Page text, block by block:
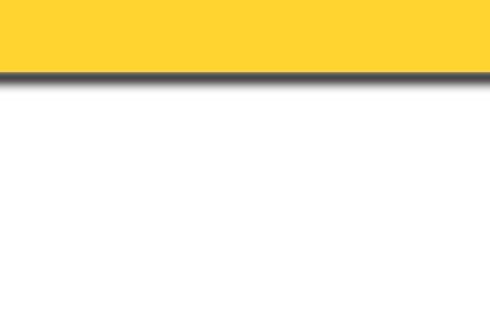
E-kolekcja lektur szkolnych i
literatury do słuchania dla